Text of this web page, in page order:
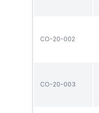
CO-20-002
CO-20-003